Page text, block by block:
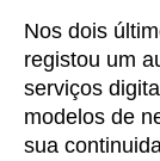
Nos dois
registou um
serviços
modelos de
sua